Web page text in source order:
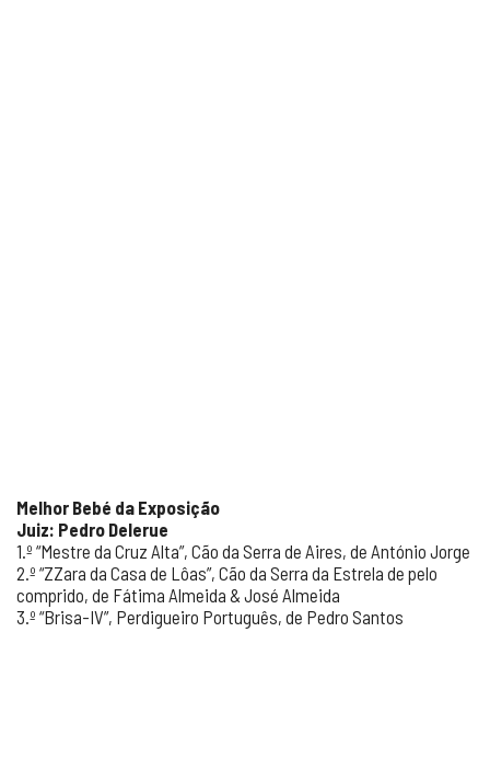
Melhor Bebé da Exposição
Juiz: Pedro Delerue
1.º “Mestre da Cruz Alta”, Cão da Serra de Aires, de António Jorge
2.º “ZZara da Casa de Lôas”, Cão da Serra da Estrela de pelo
comprido, de Fátima Almeida & José Almeida
3.º “Brisa-IV”, Perdigueiro Português, de Pedro Santos